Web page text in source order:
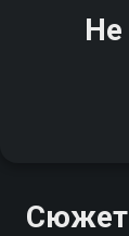
Не
Сюжет